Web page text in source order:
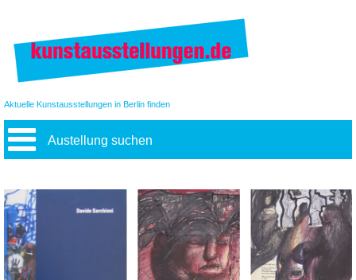
Aktuelle Kunstausstellungen in Berlin finden
Austellung suchen